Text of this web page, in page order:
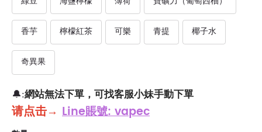
香芋 檸檬紅茶 可樂 青提 椰子水
奇異果
🔔:網站無法下單，可找客服小妹手動下單
请点击→ Line賬號: vapec